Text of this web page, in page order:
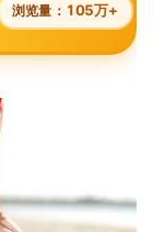
浏览量： 105万+